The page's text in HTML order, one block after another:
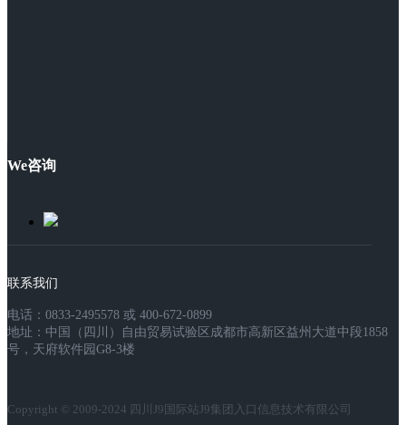
We咨询
联系我们
电话：0833-2495578 或 400-672-0899
地址：中国（四川）自由贸易试验区成都市高新区益州大道中段1858
号，天府软件园G8-3楼
Copyright © 2009-2024 四川J9国际站J9集团入口信息技术有限公司